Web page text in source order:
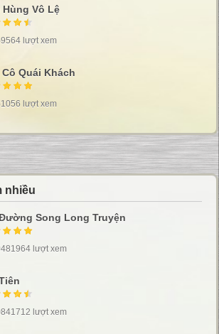
Hùng Vô Lệ
lượt xem
Quái Khách
lượt xem
nhiều
Song Long Truyện
lượt xem
lượt xem